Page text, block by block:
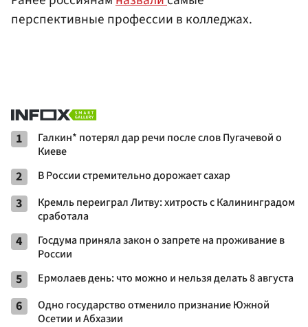
перспективные профессии в колледжах.
1
Галкин* потерял дар речи после слов Пугачевой о
Киеве
2 В России стремительно дорожает сахар
3
Кремль переиграл Литву: хитрость с Калининградом
сработала
4
Госдума приняла закон о запрете на проживание в
России
5 Ермолаев день: что можно и нельзя делать 8 августа
6
Одно государство отменило признание Южной
Осетии и Абхазии